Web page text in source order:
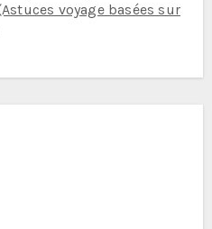
voyage basées sur